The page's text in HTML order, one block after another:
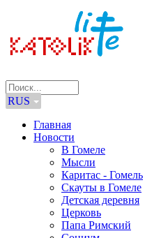
RUS
Главная
Новости
В Гомеле
Мысли
Каритас - Гомель
Скауты в Гомеле
Детская деревня
Церковь
Папа Римский